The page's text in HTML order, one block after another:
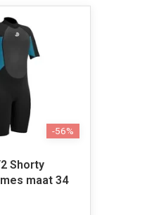
-56%
Shorty
maat 34